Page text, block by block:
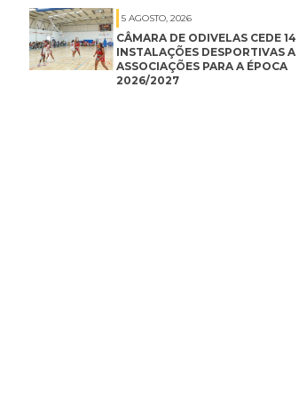
5 AGOSTO, 2026
CÂMARA DE ODIVELAS CEDE 14
INSTALAÇÕES DESPORTIVAS A
ASSOCIAÇÕES PARA A ÉPOCA
2026/2027